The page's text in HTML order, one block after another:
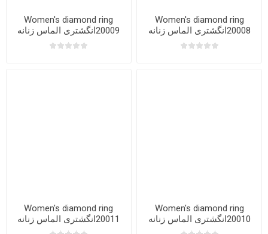
Women's diamond ring
20008انگشتری الماس زنانه
Women's diamond ring
20009انگشتری الماس زنانه
Women's diamond ring
20010انگشتری الماس زنانه
Women's diamond ring
20011انگشتری الماس زنانه